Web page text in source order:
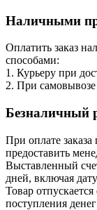
Наличными
Оплатить заказ
способами:
1. Курьеру при
2. При
Безналичный
При оплате
предоставить
Выставленный
дней, включая
Товар
поступления